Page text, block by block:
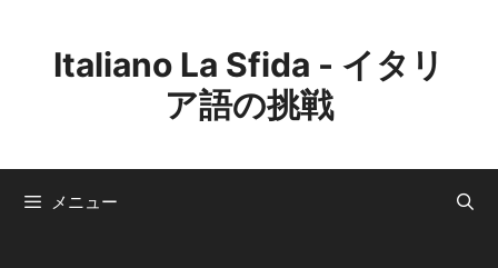
へ
Italiano La Sfida - イタリ
ア語の挑戦
メニュー